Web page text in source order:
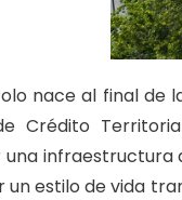
nace al final de
Crédito
infraestructura
un estilo de vida